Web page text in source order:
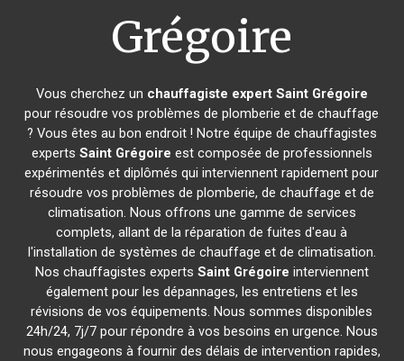
Grégoire
Vous cherchez un chauffagiste expert Saint Grégoire
pour résoudre vos problèmes de plomberie et de chauffage
? Vous êtes au bon endroit ! Notre équipe de chauffagistes
experts Saint Grégoire est composée de professionnels
expérimentés et diplômés qui interviennent rapidement pour
résoudre vos problèmes de plomberie, de chauffage et de
climatisation. Nous offrons une gamme de services
complets, allant de la réparation de fuites d'eau à
l'installation de systèmes de chauffage et de climatisation.
Nos chauffagistes experts Saint Grégoire interviennent
également pour les dépannages, les entretiens et les
révisions de vos équipements. Nous sommes disponibles
24h/24, 7j/7 pour répondre à vos besoins en urgence. Nous
nous engageons à fournir des délais de intervention rapides,